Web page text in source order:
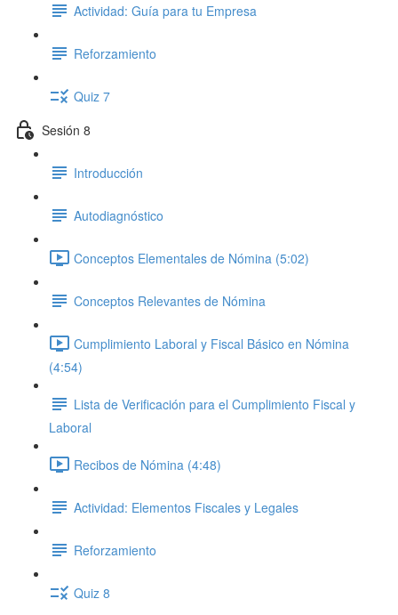
Actividad: Guía para tu Empresa
Reforzamiento
Quiz 7
Sesión 8
Introducción
Autodiagnóstico
Conceptos Elementales de Nómina (5:02)
Conceptos Relevantes de Nómina
Cumplimiento Laboral y Fiscal Básico en Nómina
(4:54)
Lista de Verificación para el Cumplimiento Fiscal y
Laboral
Recibos de Nómina (4:48)
Actividad: Elementos Fiscales y Legales
Reforzamiento
Quiz 8